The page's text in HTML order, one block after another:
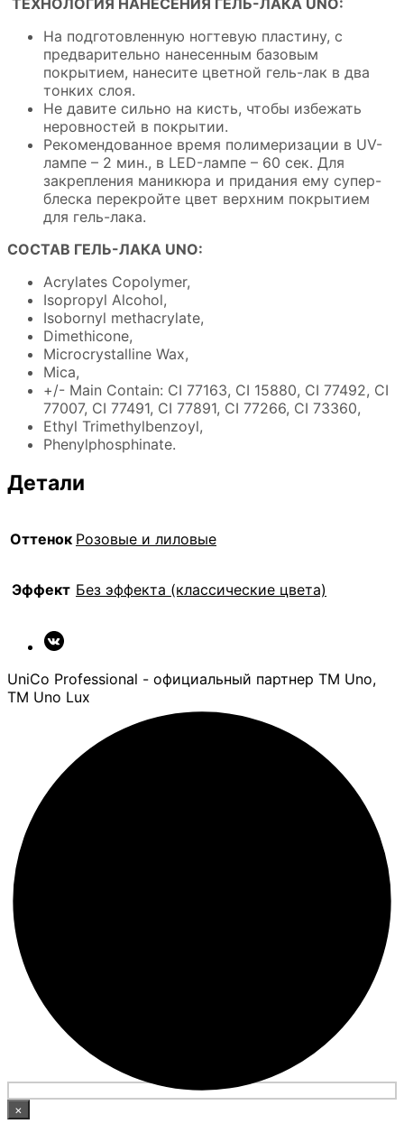
На подготовленную ногтевую пластину, с
предварительно нанесенным базовым
покрытием, нанесите цветной гель-лак в два
тонких слоя.
Не давите сильно на кисть, чтобы избежать
неровностей в покрытии.
Рекомендованное время полимеризации в UV-
лампе – 2 мин., в LED-лампе – 60 сек. Для
закрепления маникюра и придания ему супер-
блеска перекройте цвет верхним покрытием
для гель-лака.
СОСТАВ ГЕЛЬ-ЛАКА UNO:
Acrylates Copolymer,
Isopropyl Alcohol,
Isobornyl methacrylate,
Dimethicone,
Microcrystalline Wax,
Mica,
+/- Main Contain: CI 77163, CI 15880, CI 77492, CI
77007, CI 77491, CI 77891, CI 77266, CI 73360,
Ethyl Trimethylbenzoyl,
Phenylphosphinate.
Детали
Оттенок Розовые и лиловые
Эффект Без эффекта (классические цвета)
UniCo Professional - официальный партнер ТМ Uno,
ТМ Uno Lux
×